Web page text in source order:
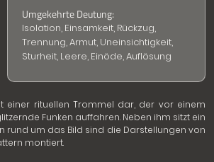
Umgekehrte Deutung:
Isolation, Einsamkeit, Rückzug,
Trennung, Armut, Uneinsichtigkeit,
Sturheit, Leere, Einöde, Auflösung
einer rituellen Trommel dar, der vor einem
Funken auffahren. Neben ihm sitzt ein
rund um das Bild sind die Darstellungen von
montiert.